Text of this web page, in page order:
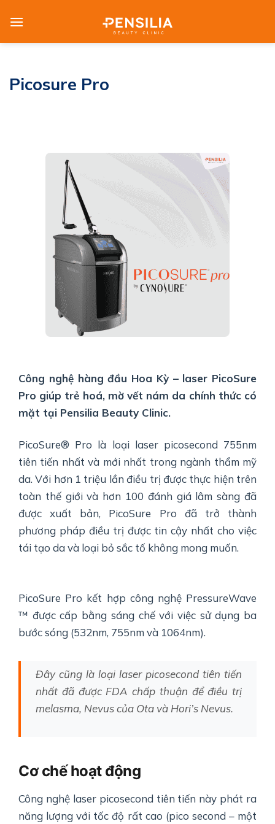
Picosure Pro
Công nghệ hàng đầu Hoa Kỳ – laser PicoSure
Pro giúp trẻ hoá, mờ vết nám da chính thức có
mặt tại Pensilia Beauty Clinic.
PicoSure® Pro là loại laser picosecond 755nm
tiên tiến nhất và mới nhất trong ngành thẩm mỹ
da. Với hơn 1 triệu lần điều trị được thực hiện trên
toàn thế giới và hơn 100 đánh giá lâm sàng đã
được xuất bản, PicoSure Pro đã trở thành
phương pháp điều trị được tin cậy nhất cho việc
tái tạo da và loại bỏ sắc tố không mong muốn.
PicoSure Pro kết hợp công nghệ PressureWave
™ được cấp bằng sáng chế với việc sử dụng ba
bước sóng (532nm, 755nm và 1064nm).
Đây cũng là loại laser picosecond tiên tiến
nhất đã được FDA chấp thuận để điều trị
melasma, Nevus của Ota và Hori’s Nevus.
Cơ chế hoạt động
Công nghệ laser picosecond tiên tiến này phát ra
năng lượng với tốc độ rất cao (pico second – một